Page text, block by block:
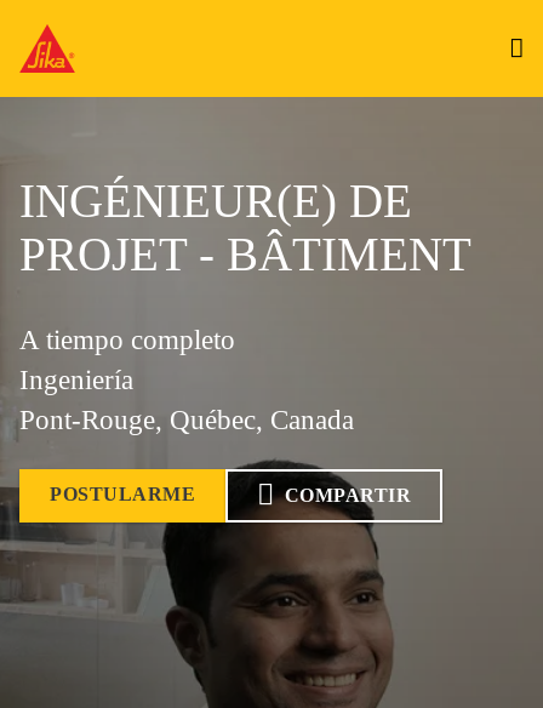
INGÉNIEUR(E) DE
PROJET - BÂTIMENT
A tiempo completo
Ingeniería
Pont-Rouge, Québec, Canada
POSTULARME COMPARTIR